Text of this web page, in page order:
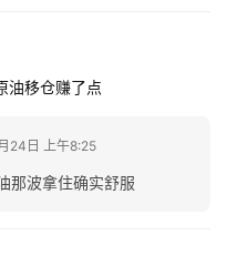
油移仓赚了点
24日 上午8:25
那波拿住确实舒服